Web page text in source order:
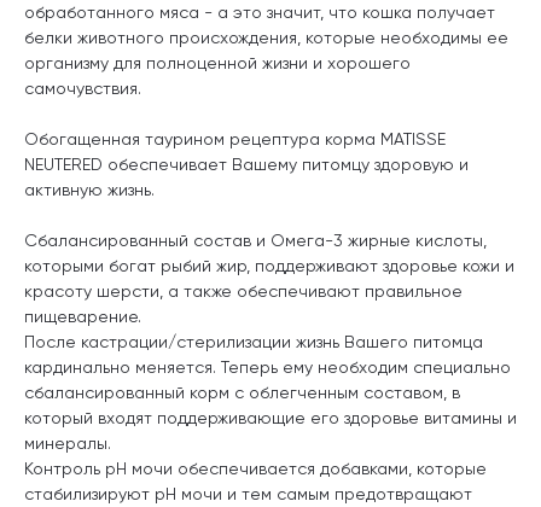
обработанного мяса - а это значит, что кошка получает
белки животного происхождения, которые необходимы ее
организму для полноценной жизни и хорошего
самочувствия.
Обогащенная таурином рецептура корма MATISSE
NEUTERED обеспечивает Вашему питомцу здоровую и
активную жизнь.
Сбалансированный состав и Омега-3 жирные кислоты,
которыми богат рыбий жир, поддерживают здоровье кожи и
красоту шерсти, а также обеспечивают правильное
пищеварение.
После кастрации/стерилизации жизнь Вашего питомца
кардинально меняется. Теперь ему необходим специально
сбалансированный корм с облегченным составом, в
который входят поддерживающие его здоровье витамины и
минералы.
Контроль pH мочи обеспечивается добавками, которые
стабилизируют pH мочи и тем самым предотвращают